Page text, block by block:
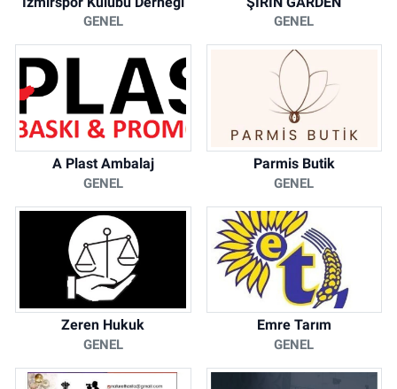
GENEL GENEL
A Plast Ambalaj
GENEL
Parmis Butik
GENEL
Zeren Hukuk
GENEL
Emre Tarım
GENEL